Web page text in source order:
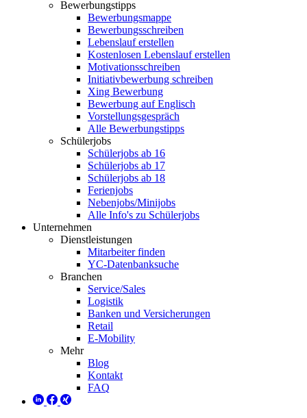
Bewerbungstipps
Bewerbungsmappe
Bewerbungsschreiben
Lebenslauf erstellen
Kostenlosen Lebenslauf erstellen
Motivationsschreiben
Initiativbewerbung schreiben
Xing Bewerbung
Bewerbung auf Englisch
Vorstellungsgespräch
Alle Bewerbungstipps
Schülerjobs
Schülerjobs ab 16
Schülerjobs ab 17
Schülerjobs ab 18
Ferienjobs
Nebenjobs/Minijobs
Alle Info's zu Schülerjobs
Unternehmen
Dienstleistungen
Mitarbeiter finden
YC-Datenbanksuche
Branchen
Service/Sales
Logistik
Banken und Versicherungen
Retail
E-Mobility
Mehr
Blog
Kontakt
FAQ